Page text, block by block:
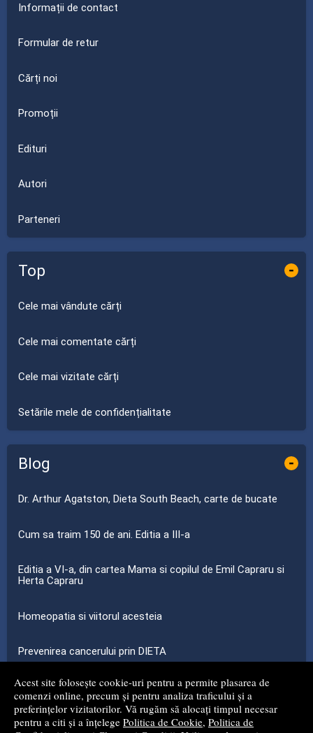
Acest site folosește cookie-uri pentru a permite plasarea de
comenzi online, precum și pentru analiza traficului și a
preferințelor vizitatorilor. Vă rugăm să alocați timpul necesar
pentru a citi și a înțelege Politica de Cookie, Politica de
Informații de contact
Formular de retur
Cărți noi
Promoții
Edituri
Autori
Parteneri
Top -
Cele mai vândute cărți
Cele mai comentate cărți
Cele mai vizitate cărți
Setările mele de confidențialitate
Blog -
Dr. Arthur Agatston, Dieta South Beach, carte de bucate
Cum sa traim 150 de ani. Editia a III-a
Editia a VI-a, din cartea Mama si copilul de Emil Capraru si
Herta Capraru
Homeopatia si viitorul acesteia
Prevenirea cancerului prin DIETA
...toate știrile
© 2008 - 2026S.C. MG NET DISTRIBUTION S.R.L.